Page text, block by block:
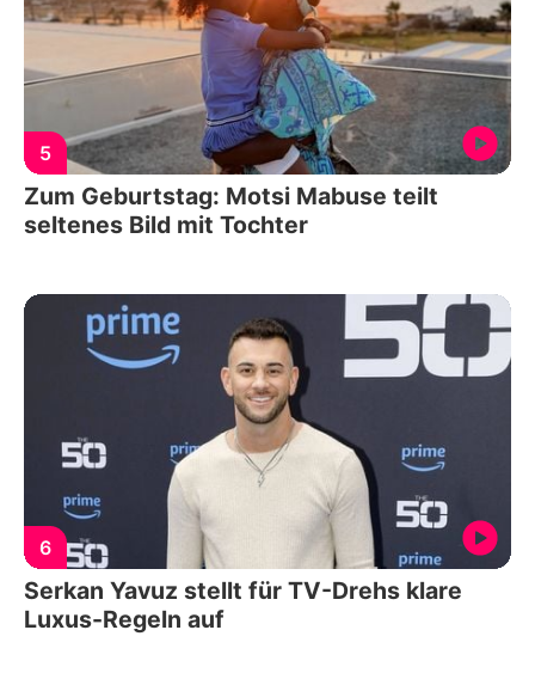
5
Zum Geburtstag: Motsi Mabuse teilt
seltenes Bild mit Tochter
6
Serkan Yavuz stellt für TV-Drehs klare
Luxus-Regeln auf